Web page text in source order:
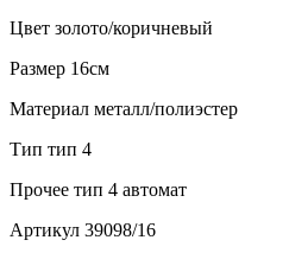
Цвет золото/коричневый
Размер 16см
Материал металл/полиэстер
Тип тип 4
Прочее тип 4 автомат
Артикул 39098/16